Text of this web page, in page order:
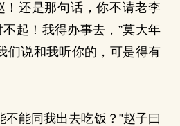
！还是那句话，你不请老李
起！我得办事去，”莫大年
们说和我听你的，可是得有
能同我出去吃饭？”赵子曰